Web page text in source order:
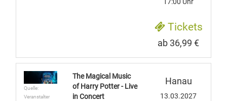
Tickets
ab 36,99 €
Quelle:
Veranstalter
The Magical Music
of Harry Potter - Live
in Concert
Hanau
13.03.2027